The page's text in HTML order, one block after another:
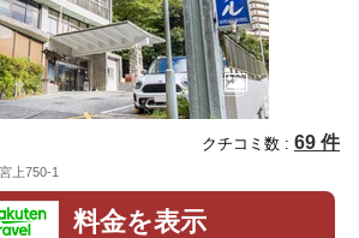
クチコミ数 : 69 件
上750-1
料金を表示